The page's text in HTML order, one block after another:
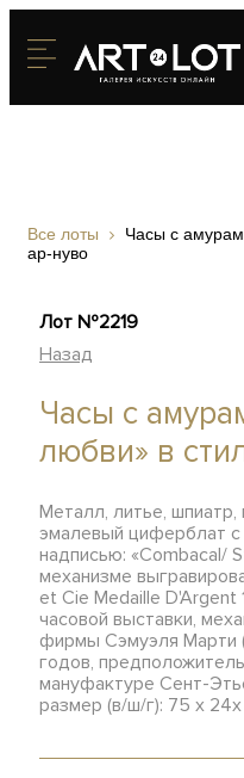
Все лоты
Часы с
ар-нуво
Лот №2219
Назад
Часы с
любви» в
Металл, литье, шпиатр,
эмалевый циферблат
надписью: «Combacal/
механизме
et Cie Medaille
часовой выставки,
фирмы Сэмуэля Марти
годов,
мануфактуре Сент-
размер (в/ш/г): 75 х 24х